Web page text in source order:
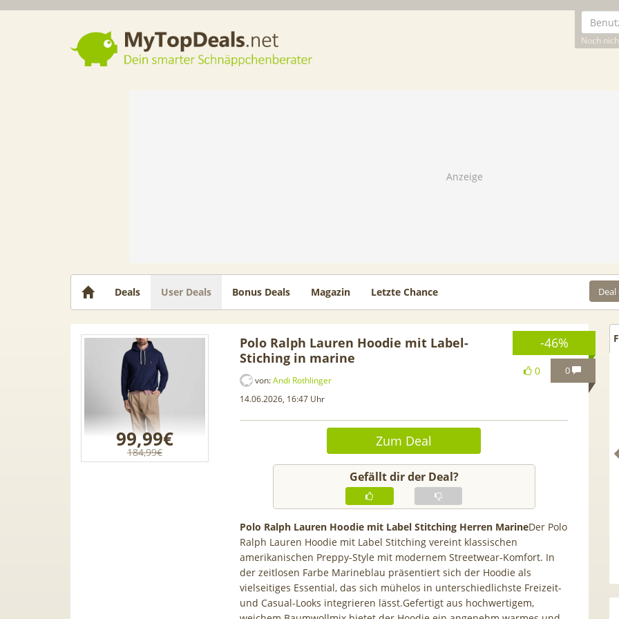
Noch
Dein smarter Schnäppchenberater
Deals User Deals Bonus Deals Magazin Letzte Chance
-46%
0
0
99,99€
184,99€
Polo Ralph Lauren Hoodie mit Label-
Stiching in marine
von:Andi Rothlinger
14.06.2026, 16:47 Uhr
Zum Deal
Gefällt dir der Deal?
Polo Ralph Lauren Hoodie mit Label Stitching Herren MarineDer Polo
Ralph Lauren Hoodie mit Label Stitching vereint klassischen
amerikanischen Preppy-Style mit modernem Streetwear-Komfort. In
der zeitlosen Farbe Marineblau präsentiert sich der Hoodie als
vielseitiges Essential, das sich mühelos in unterschiedlichste Freizeit-
und Casual-Looks integrieren lässt.Gefertigt aus hochwertigem,
📱 Apple iPhone 17 (256GB) für
80GB für 29,99€ mit GigaKombi
[Eff. GRATIS!] 📲 Samsung
Galaxy S26 (256GB) für 169€ +
50GB 5G Otelo Vodafone Allnet
für 19,99€ + 50€ BONUS
50€ Wechselbonus! 🎉 50GB 5G
Vodafone Allnet für 7,99€ mtl.
| 0,00€ Anschlusskosten |
5,91€